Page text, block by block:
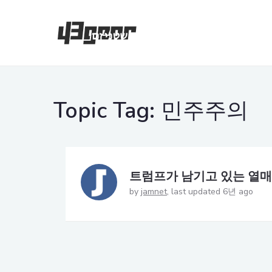
Topic Tag: 민주주의
트럼프가 남기고 있는 열
by jamnet last updated 6년 ago